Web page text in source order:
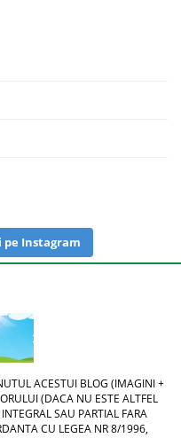
pe Instagram
ACESTUI BLOG (IMAGINI +
(DACA NU ESTE ALTFEL
SAU PARTIAL FARA
CU LEGEA NR 8/1996,